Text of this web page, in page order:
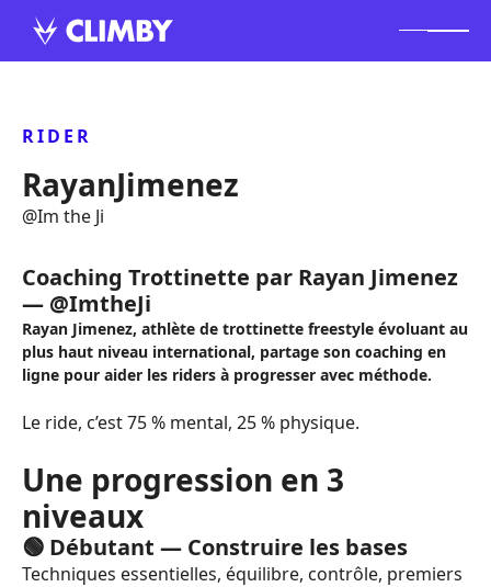
RIDER
RayanJimenez
@Im the Ji
Coaching Trottinette par Rayan Jimenez
— @ImtheJi
Rayan Jimenez, athlète de trottinette freestyle évoluant au
plus haut niveau international, partage son coaching en
ligne pour aider les riders à progresser avec méthode.
Le ride, c’est 75 % mental, 25 % physique.
Une progression en 3
niveaux
🟢 Débutant — Construire les bases
Techniques essentielles, équilibre, contrôle, premiers